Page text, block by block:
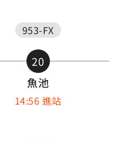
953-FX
20
魚池
14:56 進站